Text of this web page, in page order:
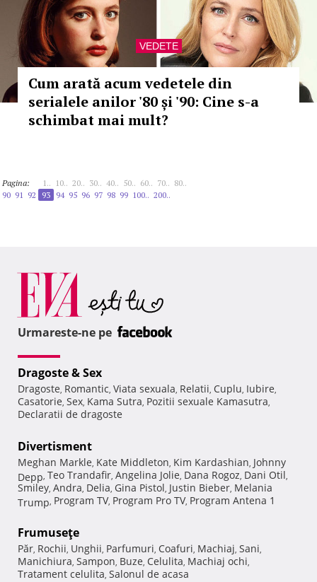
VEDETE
Cum arată acum vedetele din
serialele anilor '80 și '90: Cine s-a
schimbat mai mult?
Pagina: 1.. 10.. 20.. 30.. 40.. 50.. 60.. 70.. 80..
90 91 92 93 94 95 96 97 98 99 100.. 200..
Urmareste-ne pe
Dragoste & Sex
Dragoste, Romantic, Viata sexuala, Relatii, Cuplu, Iubire,
Casatorie, Sex, Kama Sutra, Pozitii sexuale Kamasutra,
Declaratii de dragoste
Divertisment
Meghan Markle, Kate Middleton, Kim Kardashian, Johnny
Depp, Teo Trandafir, Angelina Jolie, Dana Rogoz, Dani Otil,
Smiley, Andra, Delia, Gina Pistol, Justin Bieber, Melania
Trump, Program TV, Program Pro TV, Program Antena 1
Frumuseţe
Păr, Rochii, Unghii, Parfumuri, Coafuri, Machiaj, Sani,
Manichiura, Sampon, Buze, Celulita, Machiaj ochi,
Tratament celulita, Salonul de acasa